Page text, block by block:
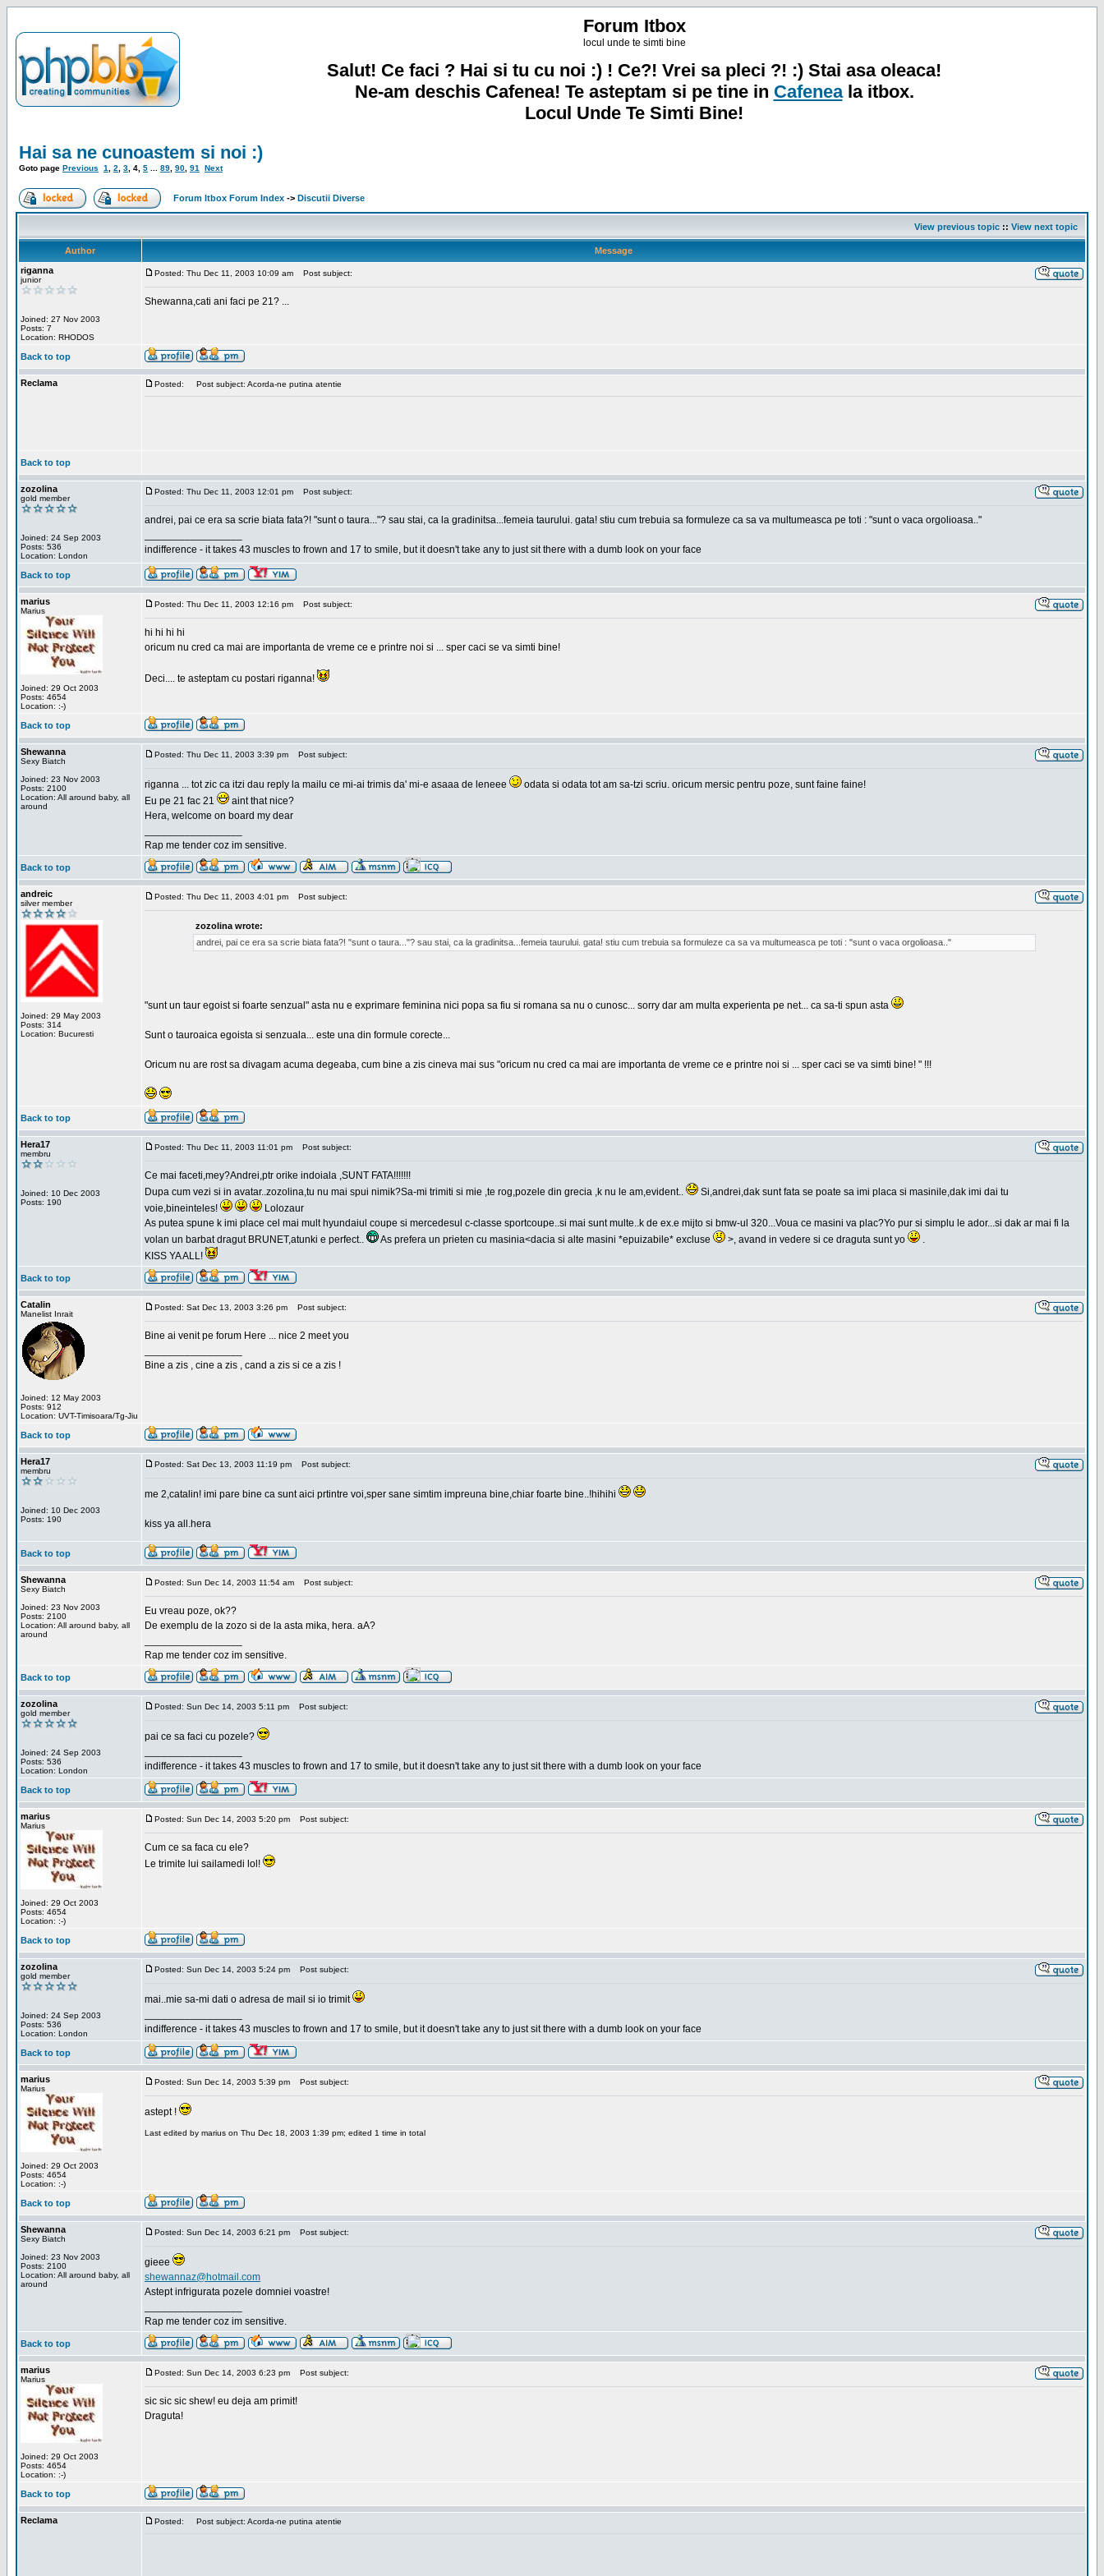
Forum Itbox
locul unde te simti bine
Salut! Ce faci ? Hai si tu cu noi :) ! Ce?! Vrei sa pleci ?! :) Stai asa oleaca!
Ne-am deschis Cafenea! Te asteptam si pe tine in Cafeneala itbox.
Locul Unde Te Simti Bine!
Hai sa ne cunoastem si noi :)
Goto page Previous 1 2 3 4 5 89 90 91 Next
Forum Itbox Forum Index -> Discutii Diverse
View previous topic :: View next topic
Author
Message
riganna
junior
Joined: 27 Nov 2003
Posts: 7
Location: RHODOS
Posted: Thu Dec 11, 2003 10:09 am Post subject:
Shewanna,cati ani faci pe 21? ...
Back to top
Reclama Posted: Post subject: Acorda-ne putina atentie
Back to top
zozolina
gold member
Joined: 24 Sep 2003
Posts: 536
Location: London
Posted: Thu Dec 11, 2003 12:01 pm Post subject:
andrei, pai ce era sa scrie biata fata?! "sunt o taura..."? sau stai, ca la gradinitsa...femeia taurului. gata! stiu cum trebuia sa formuleze ca sa va multumeasca pe toti : "sunt o vaca orgolioasa.."
indifference - it takes 43 muscles to frown and 17 to smile, but it doesn't take any to just sit there with a dumb look on your face
Back to top
marius
Marius
Joined: 29 Oct 2003
Posts: 4654
Location: :-)
Posted: Thu Dec 11, 2003 12:16 pm Post subject:
hi hi hi hi
oricum nu cred ca mai are importanta de vreme ce e printre noi si ... sper caci se va simti bine!
Deci.... te asteptam cu postari riganna!
Back to top
Shewanna
Sexy Biatch
Joined: 23 Nov 2003
Posts: 2100
Location: All around baby, all
around
Posted: Thu Dec 11, 2003 3:39 pm Post subject:
riganna ... tot zic ca itzi dau reply la mailu ce mi-ai trimis da' mi-e asaaa de leneee
odata si odata tot am sa-tzi scriu. oricum mersic pentru poze, sunt faine faine!
Eu pe 21 fac 21
aint that nice?
Hera, welcome on board my dear
Rap me tender coz im sensitive.
Back to top
andreic
silver member
Joined: 29 May 2003
Posts: 314
Location: Bucuresti
Posted: Thu Dec 11, 2003 4:01 pm Post subject:
zozolina wrote:
andrei, pai ce era sa scrie biata fata?! "sunt o taura..."? sau stai, ca la gradinitsa...femeia taurului. gata! stiu cum trebuia sa formuleze ca sa va multumeasca pe toti : "sunt o vaca orgolioasa.."
"sunt un taur egoist si foarte senzual" asta nu e exprimare feminina nici popa sa fiu si romana sa nu o cunosc... sorry dar am multa experienta pe net... ca sa-ti spun asta
Sunt o tauroaica egoista si senzuala... este una din formule corecte...
Oricum nu are rost sa divagam acuma degeaba, cum bine a zis cineva mai sus "oricum nu cred ca mai are importanta de vreme ce e printre noi si ... sper caci se va simti bine! " !!!
Back to top
Hera17
membru
Joined: 10 Dec 2003
Posts: 190
Posted: Thu Dec 11, 2003 11:01 pm Post subject:
Ce mai faceti,mey?Andrei,ptr orike indoiala ,SUNT FATA!!!!!!!
Dupa cum vezi si in avatar..zozolina,tu nu mai spui nimik?Sa-mi trimiti si mie ,te rog,pozele din grecia ,k nu le am,evident..
Si,andrei,dak sunt fata se poate sa imi placa si masinile,dak imi dai tu
voie,bineinteles!
Lolozaur
As putea spune k imi place cel mai mult hyundaiul coupe si mercedesul c-classe sportcoupe..si mai sunt multe..k de ex.e mijto si bmw-ul 320...Voua ce masini va plac?Yo pur si simplu le ador...si dak ar mai fi la
volan un barbat dragut BRUNET,atunki e perfect..
As prefera un prieten cu masinia<dacia si alte masini *epuizabile* excluse >, avand in vedere si ce draguta sunt yo
.
KISS YA ALL!
Back to top
Catalin
Manelist Inrait
Joined: 12 May 2003
Posts: 912
Location: UVT-Timisoara/Tg-Jiu
Posted: Sat Dec 13, 2003 3:26 pm Post subject:
Bine ai venit pe forum Here ... nice 2 meet you
Bine a zis , cine a zis , cand a zis si ce a zis !
Back to top
Hera17
membru
Joined: 10 Dec 2003
Posts: 190
Posted: Sat Dec 13, 2003 11:19 pm Post subject:
me 2,catalin! imi pare bine ca sunt aici prtintre voi,sper sane simtim impreuna bine,chiar foarte bine..!hihihi
kiss ya all.hera
Back to top
Shewanna
Sexy Biatch
Joined: 23 Nov 2003
Posts: 2100
Location: All around baby, all
around
Posted: Sun Dec 14, 2003 11:54 am Post subject:
Eu vreau poze, ok??
De exemplu de la zozo si de la asta mika, hera. aA?
Rap me tender coz im sensitive.
Back to top
zozolina
gold member
Joined: 24 Sep 2003
Posts: 536
Location: London
Posted: Sun Dec 14, 2003 5:11 pm Post subject:
pai ce sa faci cu pozele?
indifference - it takes 43 muscles to frown and 17 to smile, but it doesn't take any to just sit there with a dumb look on your face
Back to top
marius
Marius
Joined: 29 Oct 2003
Posts: 4654
Location: :-)
Posted: Sun Dec 14, 2003 5:20 pm Post subject:
Cum ce sa faca cu ele?
Le trimite lui sailamedi lol!
Back to top
zozolina
gold member
Joined: 24 Sep 2003
Posts: 536
Location: London
Posted: Sun Dec 14, 2003 5:24 pm Post subject:
mai..mie sa-mi dati o adresa de mail si io trimit
indifference - it takes 43 muscles to frown and 17 to smile, but it doesn't take any to just sit there with a dumb look on your face
Back to top
marius
Marius
Joined: 29 Oct 2003
Posts: 4654
Location: :-)
Posted: Sun Dec 14, 2003 5:39 pm Post subject:
astept !
Last edited by marius on Thu Dec 18, 2003 1:39 pm; edited 1 time in total
Back to top
Shewanna
Sexy Biatch
Joined: 23 Nov 2003
Posts: 2100
Location: All around baby, all
around
Posted: Sun Dec 14, 2003 6:21 pm Post subject:
gieee
shewannaz@hotmail.com
Astept infrigurata pozele domniei voastre!
Rap me tender coz im sensitive.
Back to top
marius
Marius
Joined: 29 Oct 2003
Posts: 4654
Location: :-)
Posted: Sun Dec 14, 2003 6:23 pm Post subject:
sic sic sic shew! eu deja am primit!
Draguta!
Back to top
Reclama Posted: Post subject: Acorda-ne putina atentie